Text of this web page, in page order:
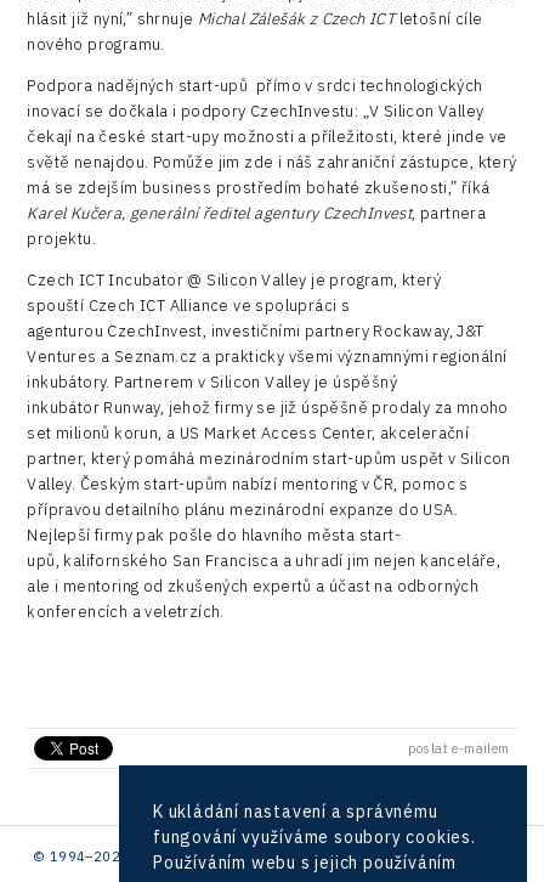
hlásit již nyní,” shrnuje Michal Zálešák z Czech ICTletošní cíle
nového programu.
Podpora nadějných start-upů přímo v srdci technologických
inovací se dočkala i podpory CzechInvestu: „V Silicon Valley
čekají na české start-upy možnosti a příležitosti, které jinde ve
světě nenajdou. Pomůže jim zde i náš zahraniční zástupce, který
má se zdejším business prostředím bohaté zkušenosti,” říká
Karel Kučera, generální ředitel agentury CzechInvest, partnera
projektu.
Czech ICT Incubator @ Silicon Valley je program, který
spouští Czech ICT Alliance ve spolupráci s
agenturou CzechInvest, investičními partnery Rockaway, J&T
Ventures a Seznam.cz a prakticky všemi významnými regionální
inkubátory. Partnerem v Silicon Valley je úspěšný
inkubátor Runway, jehož firmy se již úspěšně prodaly za mnoho
set milionů korun, a US Market Access Center, akcelerační
partner, který pomáhá mezinárodním start-upům uspět v Silicon
Valley. Českým start-upům nabízí mentoring v ČR, pomoc s
přípravou detailního plánu mezinárodní expanze do USA.
Nejlepší firmy pak pošle do hlavního města start-
upů, kalifornského San Francisca a uhradí jim nejen kanceláře,
ale i mentoring od zkušených expertů a účast na odborných
konferencích a veletrzích.
poslat e-mailem
© 1994–2026 CzechInvest | .
K ukládání nastavení a správnému
fungování využíváme soubory cookies.
Používáním webu s jejich používáním